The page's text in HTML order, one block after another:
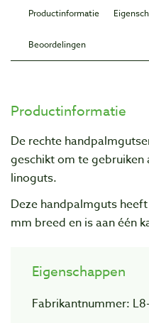
Productinformatie
Beoordelingen
Productinformatie
De rechte
geschikt om te gebruiken
linoguts.
Deze handpalmguts
mm breed en is aan één
Eigenschappen
Fabrikantnummer: